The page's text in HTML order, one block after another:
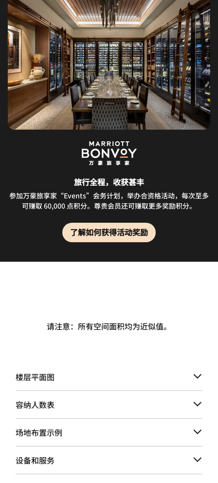
旅行全程，收获甚丰
参加万豪旅享家“Events”会务计划，举办合资格活动，每次至多
可赚取 60,000 点积分。尊贵会员还可赚取更多奖励积分。
了解如何获得活动奖励
请注意：所有空间面积均为近似值。
楼层平面图
容纳人数表
场地布置示例
设备和服务